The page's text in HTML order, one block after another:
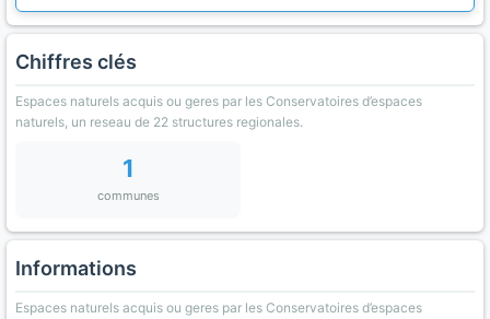
Chiffres clés
Espaces naturels acquis ou geres par les Conservatoires d’espaces
naturels, un reseau de 22 structures regionales.
1
communes
Informations
Espaces naturels acquis ou geres par les Conservatoires d’espaces